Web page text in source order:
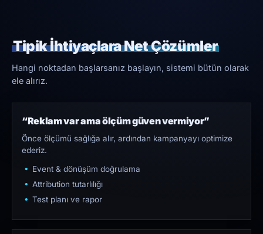
Tipik İhtiyaçlara Net Çözümler
Hangi noktadan başlarsanız başlayın, sistemi bütün olarak
ele alırız.
“Reklam var ama ölçüm güven vermiyor”
Önce ölçümü sağlığa alır, ardından kampanyayı optimize
ederiz.
Event & dönüşüm doğrulama
Attribution tutarlılığı
Test planı ve rapor